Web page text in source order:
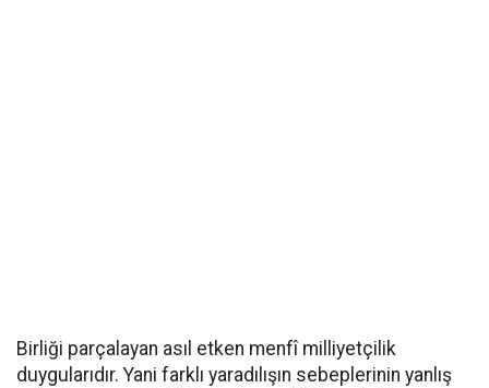
Birliği parçalayan asıl etken menfî milliyetçilik
duygularıdır. Yani farklı yaradılışın sebeplerinin yanlış